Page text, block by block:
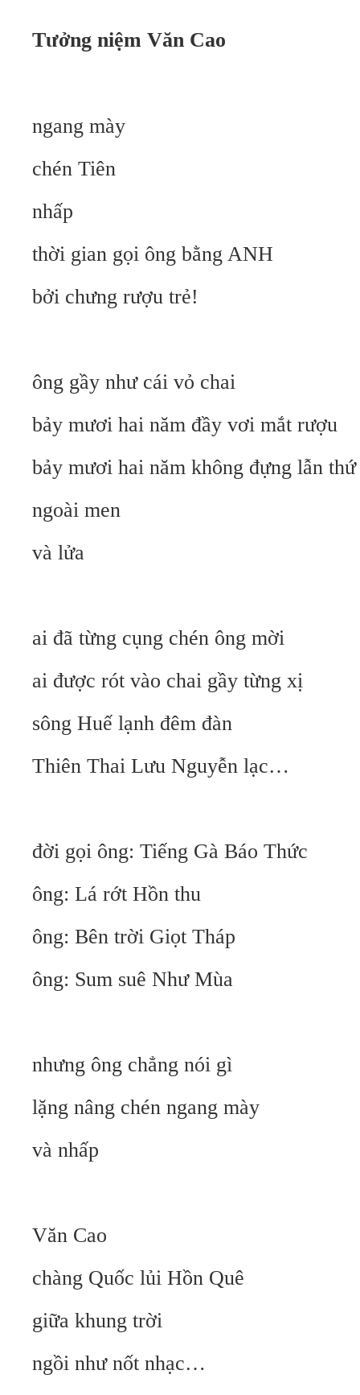
Tưởng niệm Văn Cao
ngang mày
chén Tiên
nhấp
thời gian gọi ông bằng ANH
bởi chưng rượu trẻ!
ông gầy như cái vỏ chai
bảy mươi hai năm đầy vơi mắt rượu
bảy mươi hai năm không đựng lẫn
ngoài men
và lửa
ai đã từng cụng chén ông mời
ai được rót vào chai gầy từng xị
sông Huế lạnh đêm đàn
Thiên Thai Lưu Nguyễn lạc…
đời gọi ông: Tiếng Gà Báo Thức
ông: Lá rớt Hồn thu
ông: Bên trời Giọt Tháp
ông: Sum suê Như Mùa
nhưng ông chẳng nói gì
lặng nâng chén ngang mày
và nhấp
Văn Cao
chàng Quốc lủi Hồn Quê
giữa khung trời
ngồi như nốt nhạc…